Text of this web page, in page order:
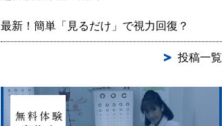
最新！簡単「見るだけ」で視力回復？
投稿一覧